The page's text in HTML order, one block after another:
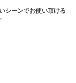
シーンでお使い頂ける